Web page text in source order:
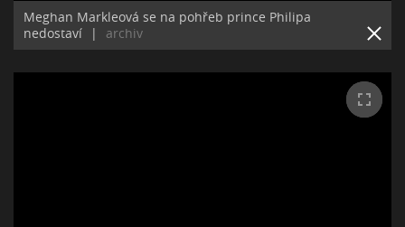
Meghan Markleová se na pohřeb prince Philipa
nedostaví
| archiv